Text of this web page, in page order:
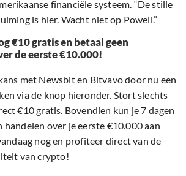
financiële systeem. “De stille
is hier. Wacht niet op Powell.”
€10 gratis en betaal geen
de eerste €10.000!
met Newsbit en Bitvavo door nu een
via de knop hieronder. Stort slechts
€10 gratis. Bovendien kun je 7 dagen
handelen over je eerste €10.000 aan
nog en profiteer direct van de
van crypto!